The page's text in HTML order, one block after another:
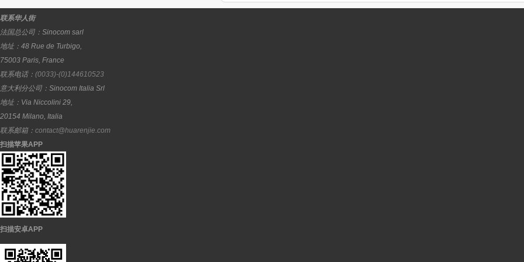
联系华人街
法国总公司： Sinocom sarl
地址： 48 Rue de Turbigo,
75003 Paris, France
联系电话： (0033)-(0)144610523
意大利分公司： Sinocom Italia Srl
地址： Via Niccolini 29,
20154 Milano, Italia
联系邮箱： contact@huarenjie.com
扫描苹果APP
扫描安卓APP